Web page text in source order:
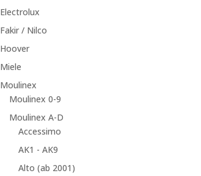
Electrolux
Fakir / Nilco
Hoover
Miele
Moulinex
Moulinex 0-9
Moulinex A-D
Accessimo
AK1 - AK9
Alto (ab 2001)